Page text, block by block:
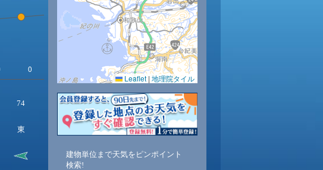
74 76 75 74 76
東 南 西 北西
Leaflet | 地理院タイル
建物単位まで天気をピンポイント
検索!